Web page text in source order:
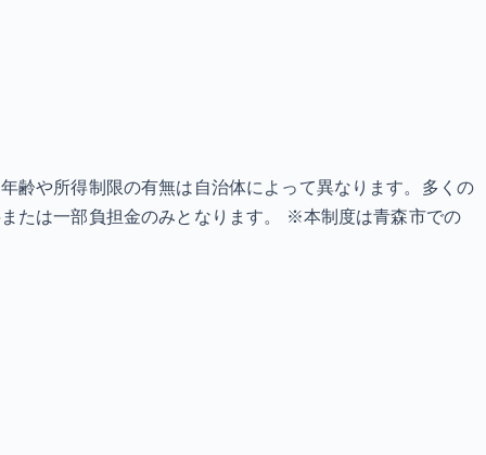
齢や所得制限の有無は自治体によって異なります。多くの
たは一部負担金のみとなります。 ※本制度は青森市での